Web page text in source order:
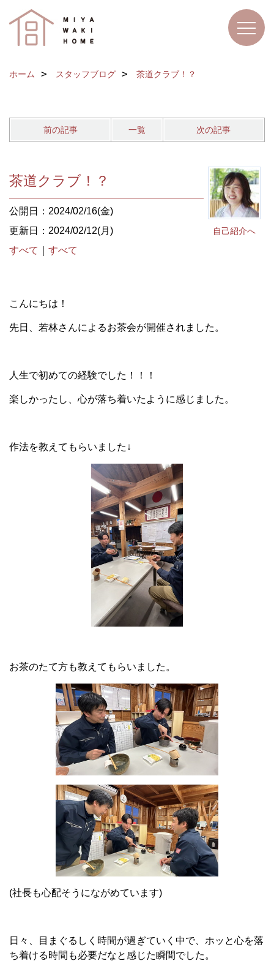
ホーム スタッフブログ 茶道クラブ！？
前の記事 一覧 次の記事
自己紹介へ
茶道クラブ！？
公開日：2024/02/16(金)
更新日：2024/02/12(月)
すべて
すべて
こんにちは！
先日、若林さんによるお茶会が開催されました。
人生で初めての経験でした！！！
楽しかったし、心が落ち着いたように感じました。
作法を教えてもらいました↓
お茶のたて方も教えてもらいました。
(社長も心配そうにながめています)
日々、目まぐるしく時間が過ぎていく中で、ホッと心を落
ち着ける時間も必要だなと感じた瞬間でした。